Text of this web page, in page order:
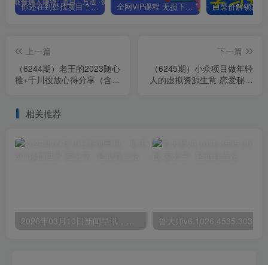
你还在到处找项目？还在当韭菜？我靠卖项目一个月收入5万+，曾经我也是个失败者。 全网VIP课程 无损下载~.~
上一篇
（6244期）老王的2023随心
推+千川投放心得分享（含3
下一篇
（6245期）小众项目做年轻
人的虚拟资源生意-恋爱秘籍
相关推荐